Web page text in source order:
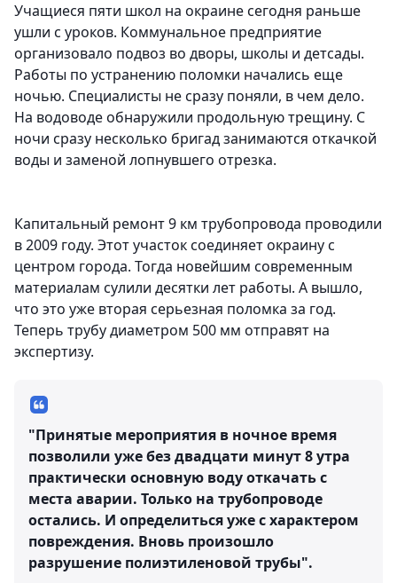
Учащиеся пяти школ на окраине сегодня раньше
ушли с уроков. Коммунальное предприятие
организовало подвоз во дворы, школы и детсады.
Работы по устранению поломки начались еще
ночью. Специалисты не сразу поняли, в чем дело.
На водоводе обнаружили продольную трещину. С
ночи сразу несколько бригад занимаются откачкой
воды и заменой лопнувшего отрезка.
Капитальный ремонт 9 км трубопровода проводили
в 2009 году. Этот участок соединяет окраину с
центром города. Тогда новейшим современным
материалам сулили десятки лет работы. А вышло,
что это уже вторая серьезная поломка за год.
Теперь трубу диаметром 500 мм отправят на
экспертизу.
"Принятые мероприятия в ночное время
позволили уже без двадцати минут 8 утра
практически основную воду откачать с
места аварии. Только на трубопроводе
остались. И определиться уже с характером
повреждения. Вновь произошло
разрушение полиэтиленовой трубы".